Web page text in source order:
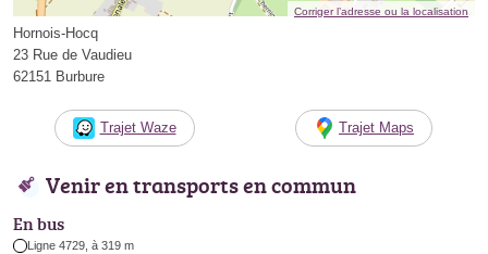
Corriger l’adresse ou la localisation
Hornois-Hocq
23 Rue de Vaudieu
62151 Burbure
Trajet Waze Trajet Maps
Venir en transports en commun
En bus
Ligne 4729, à 319 m